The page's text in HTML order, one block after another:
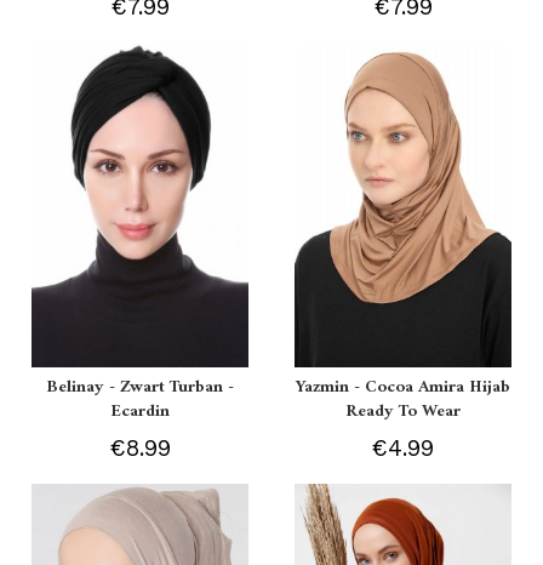
€7.99 €7.99
Belinay - Zwart Turban -
Ecardin
€8.99
Yazmin - Cocoa Amira Hijab
Ready To Wear
€4.99